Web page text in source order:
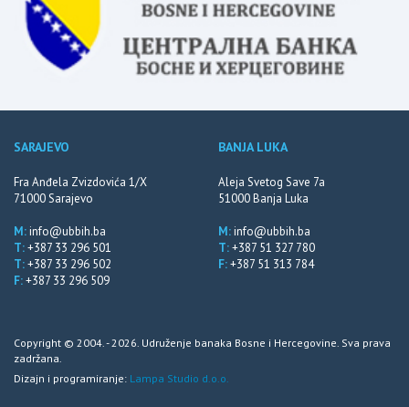
SARAJEVO
Fra Anđela Zvizdovića 1/X
71000 Sarajevo
M:info@ubbih.ba
T:+387 33 296 501
T:+387 33 296 502
F:+387 33 296 509
BANJA LUKA
Aleja Svetog Save 7a
51000 Banja Luka
M:info@ubbih.ba
T:+387 51 327 780
F:+387 51 313 784
Copyright © 2004. - 2026. Udruženje banaka Bosne i Hercegovine. Sva prava
zadržana.
Dizajn i programiranje: Lampa Studio d.o.o.